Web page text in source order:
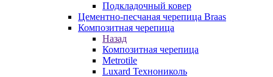
Подкладочный ковер
Цементно-песчаная черепица Braas
Композитная черепица
Назад
Композитная черепица
Metrotile
Luxard Технониколь